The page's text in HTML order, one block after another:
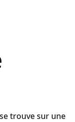
trouve sur une